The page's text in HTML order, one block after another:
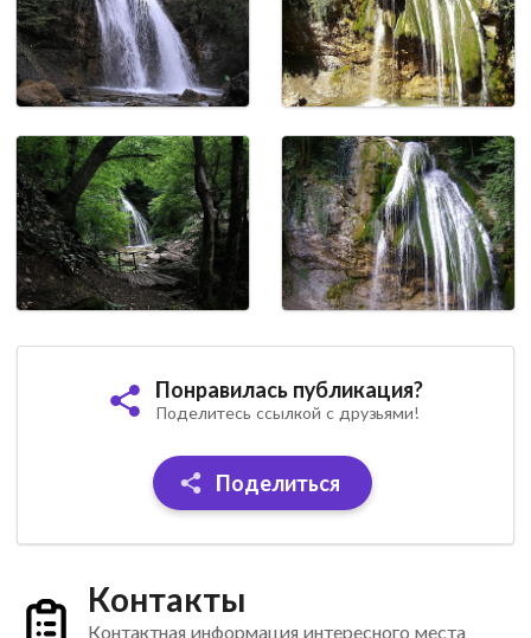
Понравилась публикация?
Поделитесь ссылкой с друзьями!
Поделиться
Контакты
Контактная информация интересного места